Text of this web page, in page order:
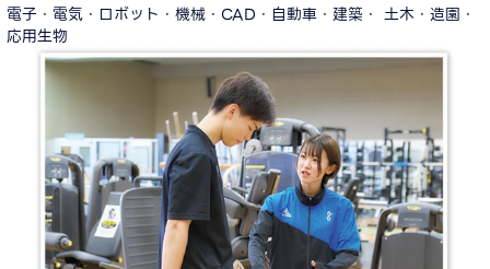
電子・電気・ロボット・機械・CAD・自動車・建築・ 土木・造園・
応用生物